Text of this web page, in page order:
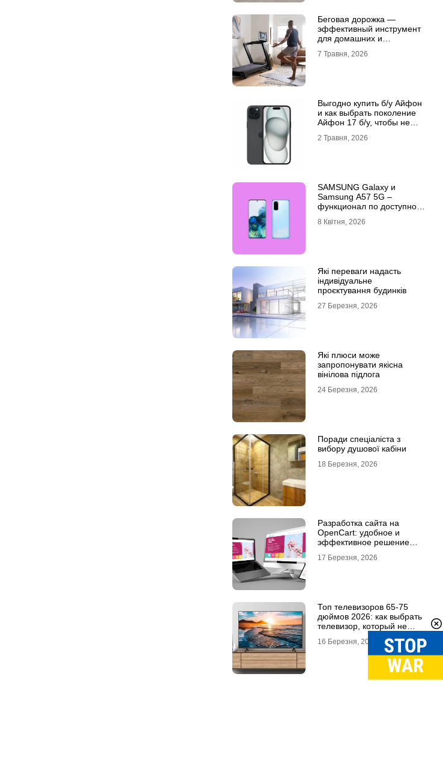
Беговая дорожка —
эффективный инструмент
для домашних и
тренировок
7 Травня, 2026
Выгодно купить б/у Айфон
и как выбрать поколение
Айфон 17 б/у, чтобы не
2 Травня, 2026
SAMSUNG Galaxy и
Samsung A57 5G –
функционал по доступной
8 Квітня, 2026
Які переваги надасть
індивідуальне
проєктування будинків
27 Березня, 2026
Які плюси може
запропонувати якісна
вінілова підлога
24 Березня, 2026
Поради спеціаліста з
вибору душової кабіни
18 Березня, 2026
Разработка сайта на
OpenCart: удобное и
эффективное решение
17 Березня, 2026
Топ телевизоров 65-75
дюймов 2026: как выбрать
телевизор, который не
16 Березня, 2026